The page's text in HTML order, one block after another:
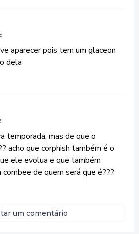
aparecer pois tem um glaceon
dela
temporada, mas de que o
acho que corphish também é o
ele evolua e que também
combee de quem será que é???
um comentário